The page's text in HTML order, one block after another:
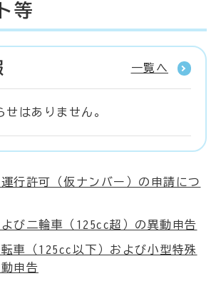
等
一覧へ
せはありません。
行許可（仮ナンバー）の申請につ
び二輪車（125cc超）の異動申告
車（125cc以下）および小型特殊
申告